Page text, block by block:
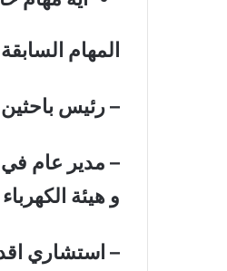
المهام
–رئيس
– مدير عام في
و هيئة
–